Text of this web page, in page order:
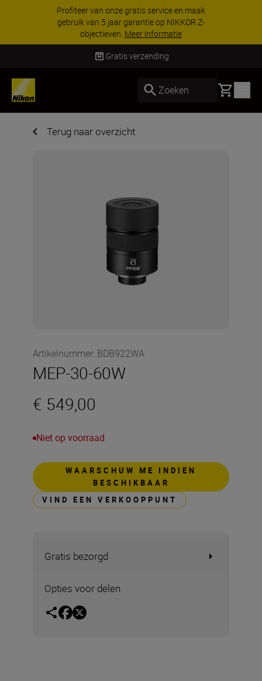
Profiteer van onze gratis service en maak
gebruik van 5 jaar garantie op NIKKOR Z-
objectieven. Meer informatie
Gratis verzending
Zoeken Basket
Terug naar overzicht
Artikelnummer: BDB922WA
MEP-30-60W
€ 549,00
Niet op voorraad
WAARSCHUW ME INDIEN
BESCHIKBAAR
VIND EEN VERKOOPPUNT
Gratis bezorgd
Opties voor delen